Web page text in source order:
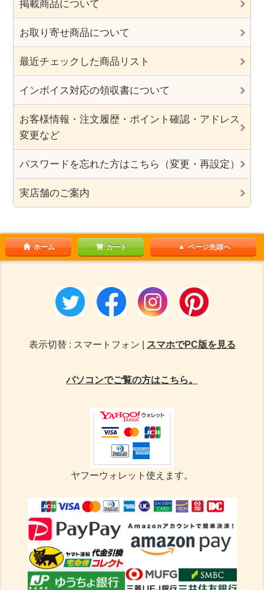
掲載商品について
お取り寄せ商品について
最近チェックした商品リスト
インボイス対応の領収書について
お客様情報・注文履歴・ポイント確認・アドレス
変更など
パスワードを忘れた方はこちら（変更・再設定）
実店舗のご案内
ホーム カート ページ先頭へ
表示切替 : スマートフォン | スマホでPC版を見る
パソコンでご覧の方はこちら。
ヤフーウォレット使えます。